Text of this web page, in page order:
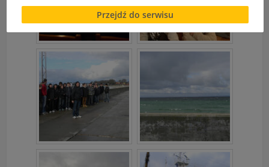
Brak zgody bądź ograniczenie funkcjonalności plików
cookies lub local storage, może utrudnić lub
uniemożliwić korzystanie z Serwisu.
przetwarzania danych osobowych dostępne są cały
czas w sekcji
"Nasza szkoła" > "Bezpieczeństwo"
Przejdź do serwisu